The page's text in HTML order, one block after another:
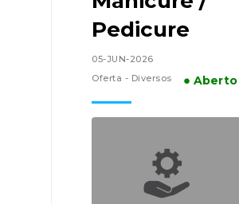
Pedicure
05-JUN-2026
Oferta - Diversos
● Aberto